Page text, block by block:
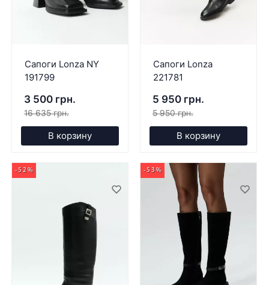
Сапоги Lonza NY
191799
3 500 грн.
16 635 грн.
В корзину
Сапоги Lonza
221781
5 950 грн.
5 950 грн.
В корзину
-52% -53%